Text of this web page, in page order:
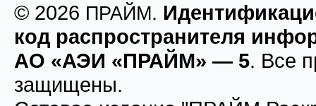
© 2026 ПРАЙМ.
код распространителя
АО «АЭИ «ПРАЙМ» — 5. Все
защищены.